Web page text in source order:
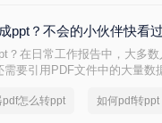
ppt？不会的小伙伴快看
？在日常工作报告中，大多
要引用PDF文件中的大量数
怎么转ppt